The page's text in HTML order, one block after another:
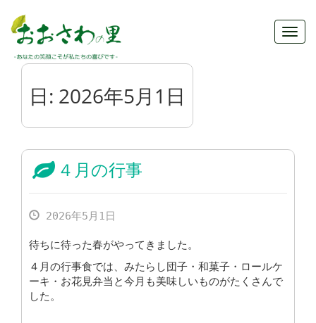
日: 2026年5月1日
４月の行事
2026年5月1日
待ちに待った春がやってきました。
４月の行事食では、みたらし団子・和菓子・ロールケ
ーキ・お花見弁当と今月も美味しいものがたくさんで
した。